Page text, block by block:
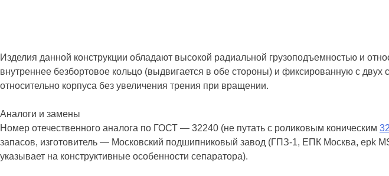
Изделия данной конструкции обладают высокой радиальной грузоподъемностью и
внутреннее безбортовое кольцо (выдвигается в обе стороны) и фиксированную с
относительно корпуса без увеличения трения при вращении.
Аналоги и замены
Номер отечественного аналога по ГОСТ — 32240 (не путать с роликовым коническим
запасов, изготовитель — Московский подшипниковый завод (ГПЗ-1, ЕПК Москва, epk
указывает на конструктивные особенности сепаратора).